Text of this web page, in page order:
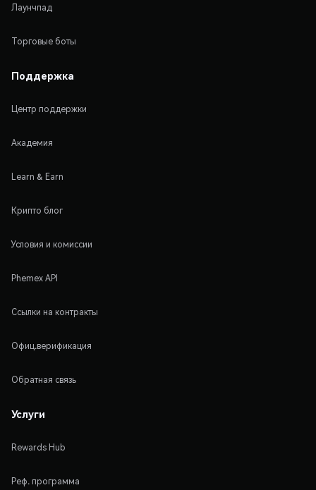
Лаунчпад
Торговые боты
Поддержка
Центр поддержки
Академия
Learn & Earn
Крипто блог
Условия и комиссии
Phemex API
Ссылки на контракты
Офиц.верификация
Обратная связь
Услуги
Rewards Hub
Реф. программа